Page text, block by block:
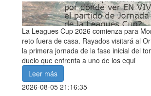
La Leagues Cup 2026 comienza para
reto fuera de casa. Rayados visitará al
la primera jornada de la fase inicial del
duelo que enfrenta a uno de los equi
Leer más
2026-08-05 21:16:35